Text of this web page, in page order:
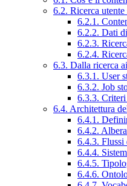
6.2. Ricerca
6.2.1.
6.2.2. Dati
6.2.3.
6.2.4.
6.3. Dalla ricerca
6.3.1. User
6.3.2. Job
6.3.3.
6.4. Architettura
6.4.1.
6.4.2.
6.4.3. Flussi
6.4.4.
6.4.5.
6.4.6.